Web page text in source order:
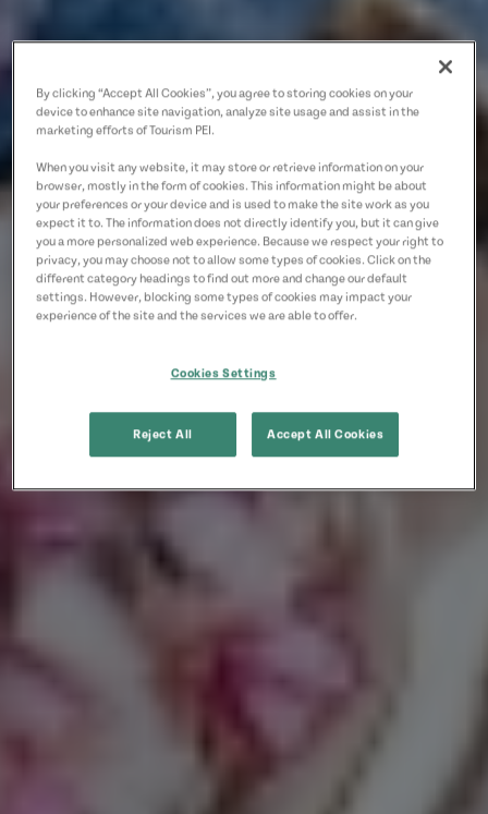
By clicking “Accept All Cookies”, you agree to storing cookies on your
device to enhance site navigation, analyze site usage and assist in the
marketing efforts of Tourism PEI.
When you visit any website, it may store or retrieve information on your
browser, mostly in the form of cookies. This information might be about
your preferences or your device and is used to make the site work as you
expect it to. The information does not directly identify you, but it can give
you a more personalized web experience. Because we respect your right to
privacy, you may choose not to allow some types of cookies. Click on the
different category headings to find out more and change our default
settings. However, blocking some types of cookies may impact your
experience of the site and the services we are able to offer.
Cookies Settings
Reject All Accept All Cookies